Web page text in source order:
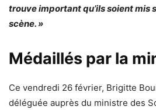
trouve important qu’ils soient mis
scène. »
Médaillés par la
Ce vendredi 26 février, Brigitte
déléguée auprès du ministre des